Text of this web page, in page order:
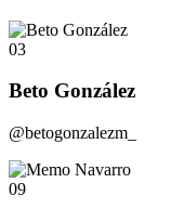
03
Beto González
@betogonzalezm_
09